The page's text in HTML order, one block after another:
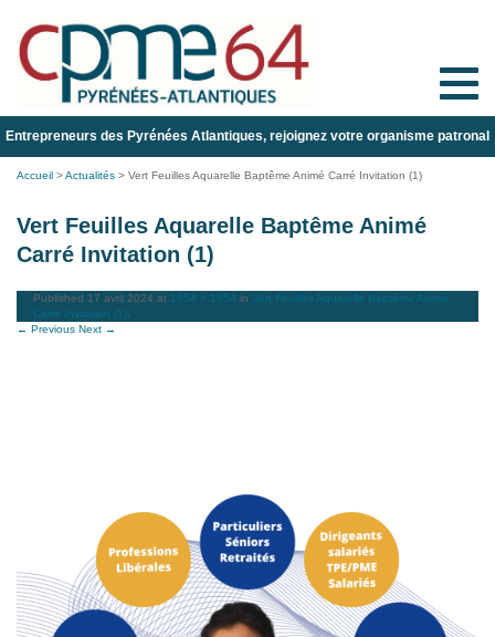
Toggle
Entrepreneurs des Pyrénées Atlantiques, rejoignez votre organisme patronal
Accueil >Actualités > Vert Feuilles Aquarelle Baptême Animé Carré Invitation (1)
Vert Feuilles Aquarelle Baptême Animé
Carré Invitation (1)
Published 17 avril 2024 at 1654 × 1654 in Vert Feuilles Aquarelle Baptême Animé
Carré Invitation (1)
← Previous Next →